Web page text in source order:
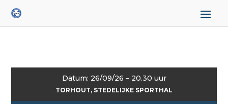
Datum: 26/09/26 – 20.30 uur
TORHOUT, STEDELIJKE SPORTHAL